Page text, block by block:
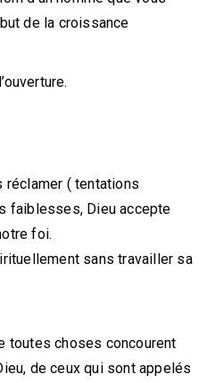
de la croissance
réclamer ( tentations
faiblesses, Dieu accepte
foi.
sans travailler sa
toutes choses concourent
de ceux qui sont appelés